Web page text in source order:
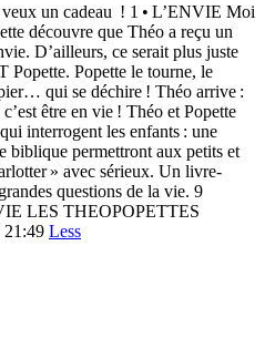
un cadeau ! 1 • L’ENVIE Moi
découvre que Théo a reçu un
D’ailleurs, ce serait plus juste
Popette. Popette le tourne, le
qui se déchire ! Théo arrive :
être en vie ! Théo et Popette
interrogent les enfants : une
biblique permettront aux petits et
» avec sérieux. Un livre-
questions de la vie. 9
LES THEOPOPETTES
Less